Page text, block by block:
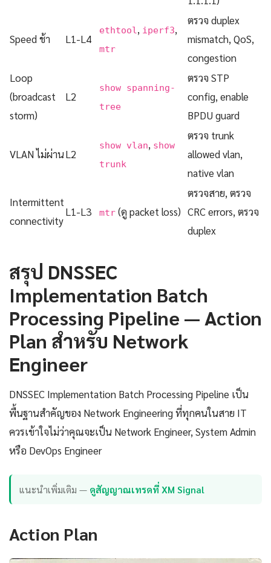
Speed ช้า L1-L4
ethtool , iperf3,
mtr
ตรวจ duplex
mismatch, QoS,
congestion
Loop
(broadcast
storm)
L2
show spanning-
tree
ตรวจ STP
config, enable
BPDU guard
VLAN ไม่ผ่านL2
show vlan, show
trunk
ตรวจ trunk
allowed vlan,
native vlan
Intermittent
connectivity
L1-L3 mtr (ดู packet loss)
ตรวจสาย, ตรวจ
CRC errors, ตรวจ
duplex
สรุป DNSSEC
Implementation Batch
Processing Pipeline — Action
Plan สำหรับ Network
Engineer
DNSSEC Implementation Batch Processing Pipeline เป็น
พื้นฐานสำคัญของ Network Engineering ที่ทุกคนในสาย IT
ควรเข้าใจไม่ว่าคุณจะเป็น Network Engineer, System Admin
หรือ DevOps Engineer
แนะนำเพิ่มเติม — ดูสัญญาณเทรดที่ XM Signal
Action Plan